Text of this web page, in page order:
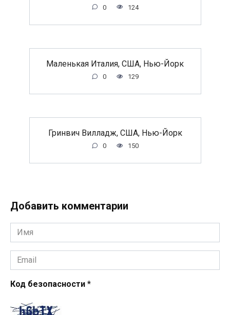
0 124
Маленькая Италия, США, Нью-Йорк
0 129
Гринвич Вилладж, США, Нью-Йорк
0 150
Добавить комментарии
Имя
*
Email
*
Код безопасности *